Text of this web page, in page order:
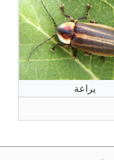
يراعة